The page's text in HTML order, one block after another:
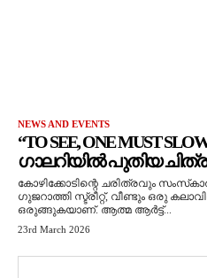
NEWS AND EVENTS
“TO SEE, ONE MUST
ഗാലറിയിൽ പുതിയ
കോഴിക്കോടിന്റെ ചരിത്രവും
ഗുജറാത്തി സ്ട്രീറ്റ്, വീണ്ടും ഒരു
ഒരുങ്ങുകയാണ്. ആത്മ ആർട്ട്...
23rd March 2026